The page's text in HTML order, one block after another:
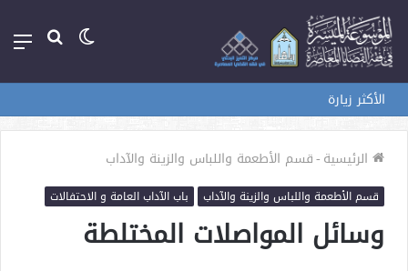
بحث الوضع
الأكثر زيارة
الرئيسية-قسم الأطعمة واللباس والزينة والآداب
قسم الأطعمة واللباس والزينة والآداب باب الآداب العامة و الاحتفالات
وسائل المواصلات المختلطة